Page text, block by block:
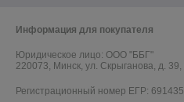
Информация для покупателя
Юридическое лицо: ООО "ББГ"
220073, Минск, ул. Скрыганова, д. 39,
Регистрационный номер ЕГР: